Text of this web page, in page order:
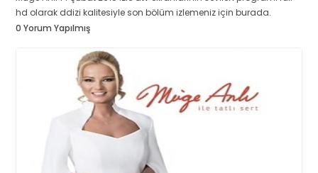
hd olarak ddizi kalitesiyle son bölüm izlemeniz için burada.
0 Yorum Yapılmış